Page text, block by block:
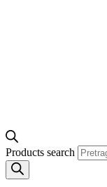
Products search